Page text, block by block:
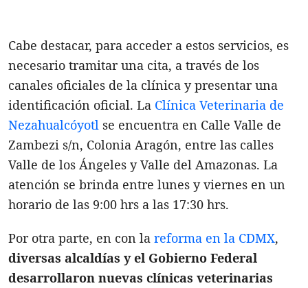
Cabe destacar, para acceder a estos servicios, es
necesario tramitar una cita, a través de los
canales oficiales de la clínica y presentar una
identificación oficial. La Clínica Veterinaria de
Nezahualcóyotl se encuentra en Calle Valle de
Zambezi s/n, Colonia Aragón, entre las calles
Valle de los Ángeles y Valle del Amazonas. La
atención se brinda entre lunes y viernes en un
horario de las 9:00 hrs a las 17:30 hrs.
Por otra parte, en con la reforma en la CDMX,
diversas alcaldías y el Gobierno Federal
desarrollaron nuevas clínicas veterinarias